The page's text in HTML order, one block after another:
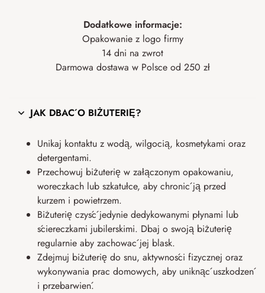
Dodatkowe informacje:
Opakowanie z logo firmy
14 dni na zwrot
Darmowa dostawa w Polsce od 250 zł
JAK DBAĆ O BIŻUTERIĘ?
Unikaj kontaktu z wodą, wilgocią, kosmetykami oraz
detergentami.
Przechowuj biżuterię w załączonym opakowaniu,
woreczkach lub szkatułce, aby chronić ją przed
kurzem i powietrzem.
Biżuterię czyść jedynie dedykowanymi płynami lub
ściereczkami jubilerskimi. Dbaj o swoją biżuterię
regularnie aby zachować jej blask.
Zdejmuj biżuterię do snu, aktywności fizycznej oraz
wykonywania prac domowych, aby uniknąć uszkodzeń
i przebarwień.